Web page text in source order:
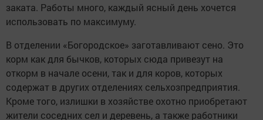
заката. Работы много, каждый ясный день хочется
использовать по максимуму.
В отделении «Богородское» заготавливают сено. Это
корм как для бычков, которых сюда привезут на
откорм в начале осени, так и для коров, которых
содержат в других отделениях сельхозпредприятия.
Кроме того, излишки в хозяйстве охотно приобретают
жители соседних сел и деревень, а также работники